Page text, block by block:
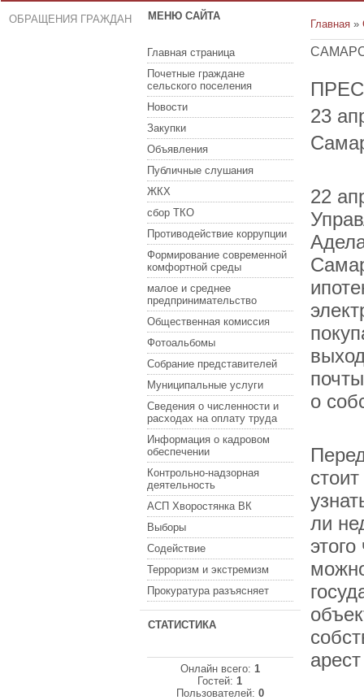
ОБРАЩЕНИЯ ГРАЖДАН МЕНЮ САЙТА
Главная страница
Почетные граждане
сельского поселения
Новости
Закупки
Объявления
Публичные слушания
ЖКХ
сбор ТКО
Противодействие коррупции
Формирование современной
комфортной среды
малое и среднее
предпринимательство
Общественная комиссия
Фотоальбомы
Собрание представителей
Муниципальные услуги
Сведения о численности и
расходах на оплату труда
Информация о кадровом
обеспечении
Контрольно-надзорная
деятельность
АСП Хворостянка ВК
Выборы
Содействие
Терроризм и экстремизм
Прокуратура разъясняет
СТАТИСТИКА
Онлайн всего: 1
Гостей:1
Пользователей: 0
Главная »
23
22
о
ли